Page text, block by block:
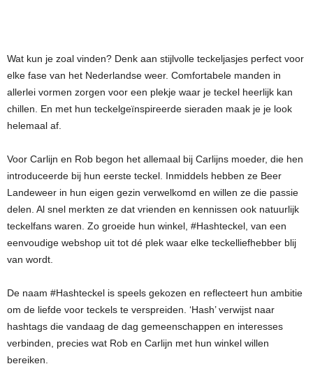
Wat kun je zoal vinden? Denk aan stijlvolle teckeljasjes perfect voor
elke fase van het Nederlandse weer. Comfortabele manden in
allerlei vormen zorgen voor een plekje waar je teckel heerlijk kan
chillen. En met hun teckelgeïnspireerde sieraden maak je je look
helemaal af.
Voor Carlijn en Rob begon het allemaal bij Carlijns moeder, die hen
introduceerde bij hun eerste teckel. Inmiddels hebben ze Beer
Landeweer in hun eigen gezin verwelkomd en willen ze die passie
delen. Al snel merkten ze dat vrienden en kennissen ook natuurlijk
teckelfans waren. Zo groeide hun winkel, #Hashteckel, van een
eenvoudige webshop uit tot dé plek waar elke teckelliefhebber blij
van wordt.
De naam #Hashteckel is speels gekozen en reflecteert hun ambitie
om de liefde voor teckels te verspreiden. ‘Hash’ verwijst naar
hashtags die vandaag de dag gemeenschappen en interesses
verbinden, precies wat Rob en Carlijn met hun winkel willen
bereiken.